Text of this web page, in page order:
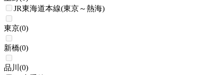
JR東海道本線(東京～熱海)
東京(0)
新橋(0)
品川 (0)